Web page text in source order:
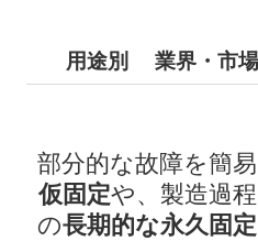
用途別 業界・市
部分的な故障を簡
仮固定や、製造過
の長期的な永久固定